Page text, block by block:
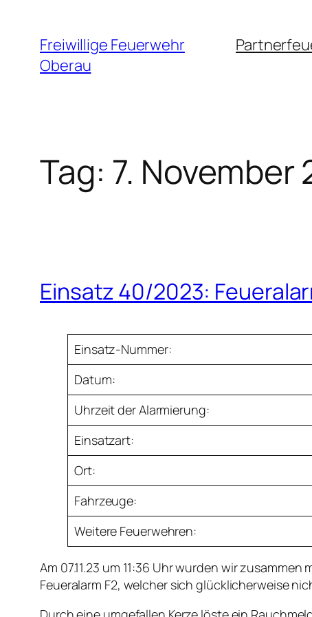
Inhalt
springen
Freiwillige Feuerwehr
Oberau
Tag: 7. November
Einsatz 40/2023:
Einsatz-Nummer:
Datum:
Uhrzeit der Alarmierung:
Einsatzart:
Ort:
Fahrzeuge:
Weitere Feuerwehren:
Am 07.11.23 um 11:36 Uhr wurden wir
Feueralarm F2, welcher sich glücklicherweise